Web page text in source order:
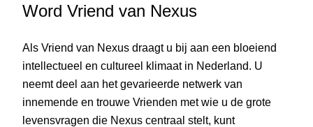
Word Vriend van Nexus
Als Vriend van Nexus draagt u bij aan een bloeiend
intellectueel en cultureel klimaat in Nederland. U
neemt deel aan het gevarieerde netwerk van
innemende en trouwe Vrienden met wie u de grote
levensvragen die Nexus centraal stelt, kunt